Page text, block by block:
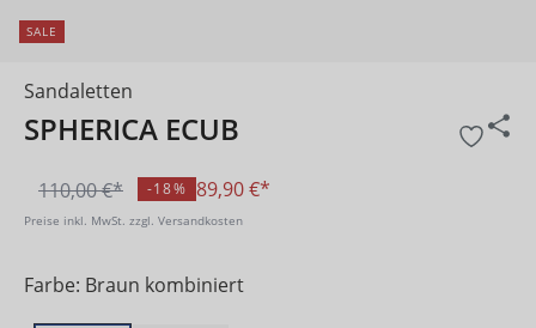
SALE
Sandaletten
SPHERICA ECUB
89,90 €*
110,00 €* -18%
Preise inkl. MwSt. zzgl. Versandkosten
Farbe: Braun kombiniert